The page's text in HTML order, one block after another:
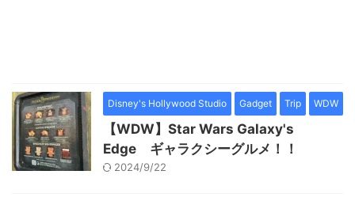
Disney's Hollywood Studio Gadget Trip WDW
【WDW】Star Wars Galaxy's
Edge ギャラクシーグルメ！！
2024/9/22